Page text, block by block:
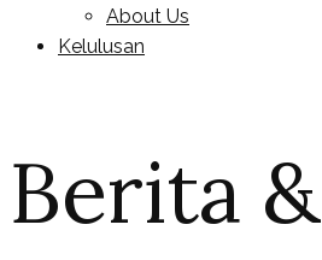
About Us
Kelulusan
Berita &